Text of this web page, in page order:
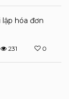
hóa đơn
231 0